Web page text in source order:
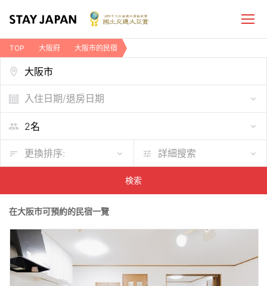
TOP 大阪府 大阪市的民宿
入住日期/退房日期
更換排序: 詳細搜索
検索
在大阪市可預約的民宿一覽